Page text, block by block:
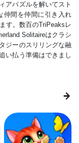
アパズルを解いてスト
仲間を仲間に引き入れ
す。数百のTriPeaksレ
Solitaireはクラシ
ジーのスリリングな融
い払う準備はできまし